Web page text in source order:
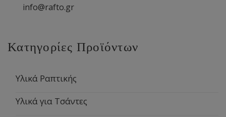
info@rafto.gr
Κατηγορίες Προϊόντων
Υλικά Ραπτικής
Υλικά για Τσάντες